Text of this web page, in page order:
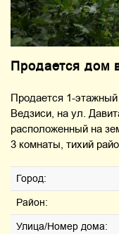
Продается дом
Продается 1-
Ведзиси, на ул.
расположенный на
3 комнаты, тихий
Город:
Район:
Улица/Номер дома: